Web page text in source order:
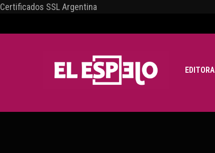
Certificados SSL Argentina
EDITORA